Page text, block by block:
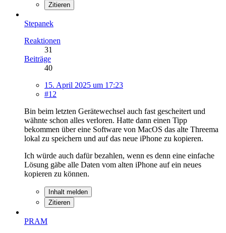
Zitieren
Stepanek
Reaktionen
31
Beiträge
40
15. April 2025 um 17:23
#12
Bin beim letzten Gerätewechsel auch fast gescheitert und
wähnte schon alles verloren. Hatte dann einen Tipp
bekommen über eine Software von MacOS das alte Threema
lokal zu speichern und auf das neue iPhone zu kopieren.
Ich würde auch dafür bezahlen, wenn es denn eine einfache
Lösung gäbe alle Daten vom alten iPhone auf ein neues
kopieren zu können.
Inhalt melden
Zitieren
PRAM